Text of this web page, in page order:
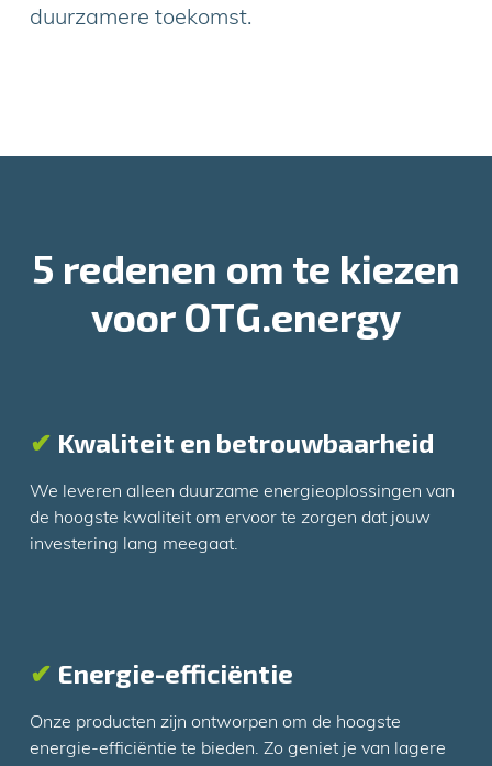
duurzamere toekomst.
5 redenen om te kiezen
voor OTG.energy
✔ Kwaliteit en betrouwbaarheid
We leveren alleen duurzame energieoplossingen van
de hoogste kwaliteit om ervoor te zorgen dat jouw
investering lang meegaat.
✔ Energie-efficiëntie
Onze producten zijn ontworpen om de hoogste
energie-efficiëntie te bieden. Zo geniet je van lagere